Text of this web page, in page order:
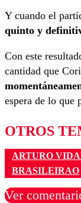
Y cuando el
quinto y
Con este
cantidad que
espera de lo que
OTROS
ARTURO
BRASILEIRAO
Ver